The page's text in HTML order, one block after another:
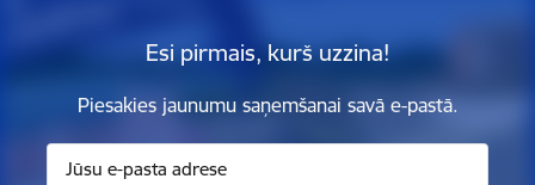
Esi pirmais, kurš uzzina!
Piesakies jaunumu saņemšanai savā e-pastā.